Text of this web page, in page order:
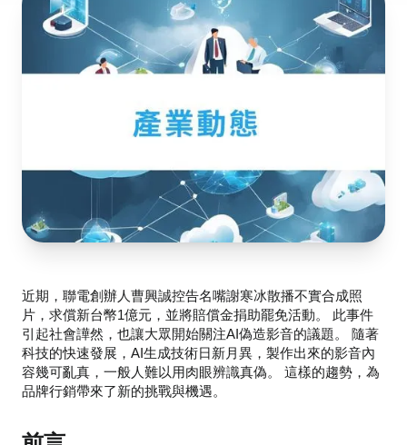
近期，聯電創辦人曹興誠控告名嘴謝寒冰散播不實合成照
片，求償新台幣1億元，並將賠償金捐助罷免活動。 此事件
引起社會譁然，也讓大眾開始關注AI偽造影音的議題。 隨著
科技的快速發展，AI生成技術日新月異，製作出來的影音內
容幾可亂真，一般人難以用肉眼辨識真偽。 這樣的趨勢，為
品牌行銷帶來了新的挑戰與機遇。